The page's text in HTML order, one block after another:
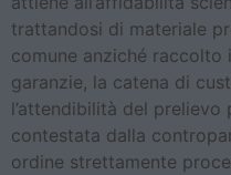
trattandosi di materiale
comune anziché raccolto
garanzie, la catena di
l’attendibilità del prelievo
contestata dalla
ordine strettamente